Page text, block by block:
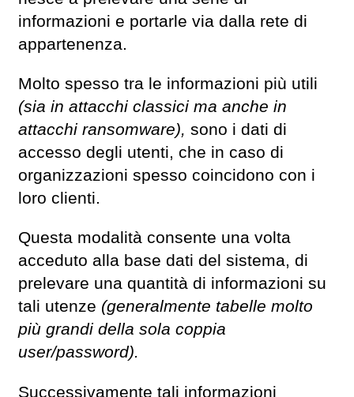
informazioni e portarle via dalla rete di
appartenenza.
Molto spesso tra le informazioni più utili
(sia in attacchi classici ma anche in
attacchi ransomware), sono i dati di
accesso degli utenti, che in caso di
organizzazioni spesso coincidono con i
loro clienti.
Questa modalità consente una volta
acceduto alla base dati del sistema, di
prelevare una quantità di informazioni su
tali utenze (generalmente tabelle molto
più grandi della sola coppia
user/password).
Successivamente tali informazioni